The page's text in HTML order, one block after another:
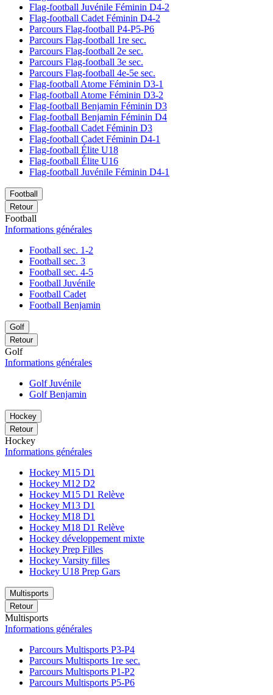
Flag-football Juvénile Féminin D4-2
Flag-football Cadet Féminin D4-2
Parcours Flag-football P4-P5-P6
Parcours Flag-football 1re sec.
Parcours Flag-football 2e sec.
Parcours Flag-football 3e sec.
Parcours Flag-football 4e-5e sec.
Flag-football Atome Féminin D3-1
Flag-football Atome Féminin D3-2
Flag-football Benjamin Féminin D3
Flag-football Benjamin Féminin D4
Flag-football Cadet Féminin D3
Flag-football Cadet Féminin D4-1
Flag-football Élite U18
Flag-football Élite U16
Flag-football Juvénile Féminin D4-1
Football
Retour
Football
Informations générales
Football sec. 1-2
Football sec. 3
Football sec. 4-5
Football Juvénile
Football Cadet
Football Benjamin
Golf
Retour
Golf
Informations générales
Golf Juvénile
Golf Benjamin
Hockey
Retour
Hockey
Informations générales
Hockey M15 D1
Hockey M12 D2
Hockey M15 D1 Relève
Hockey M13 D1
Hockey M18 D1
Hockey M18 D1 Relève
Hockey développement mixte
Hockey Prep Filles
Hockey Varsity filles
Hockey U18 Prep Gars
Multisports
Retour
Multisports
Informations générales
Parcours Multisports P3-P4
Parcours Multisports 1re sec.
Parcours Multisports P1-P2
Parcours Multisports P5-P6